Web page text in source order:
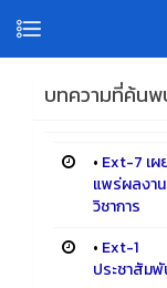
บทความที่ค้น
• Ext-7 เผ
แพร่ผลงาน
วิชาการ
• Ext-1
ประชาสัม